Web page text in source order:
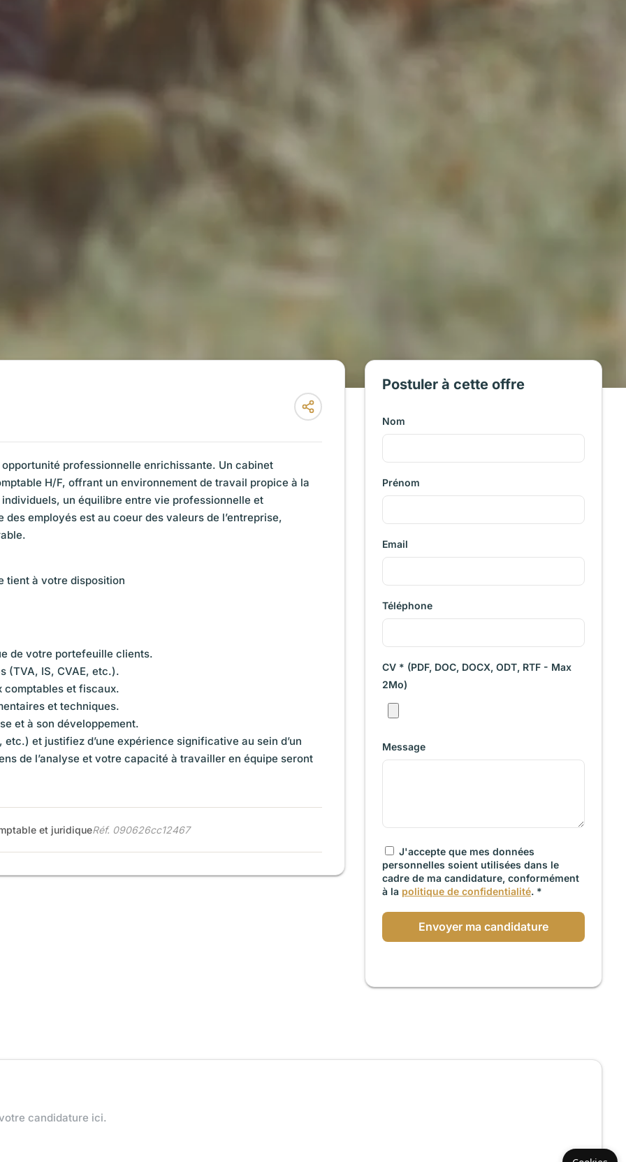
professionnelle enrichissante. Un cabinet
H/F, offrant un environnement de travail propice à la
un équilibre entre vie professionnelle et
employés est au coeur des valeurs de l’entreprise,
tient à votre disposition
de votre portefeuille clients.
(TVA, IS, CVAE, etc.).
comptables et fiscaux.
et techniques.
et à son développement.
et justifiez d’une expérience significative au sein d’un
de l’analyse et votre capacité à travailler en équipe seront
et juridiqueRéf. 090626cc12467
Postuler à cette offre
Nom
Prénom
Email
Téléphone
CV * (PDF, DOC, DOCX, ODT, RTF - Max
2Mo)
Message
J'accepte que mes données
personnelles soient utilisées dans le
cadre de ma candidature, conformément
à la politique de confidentialité. *
Envoyer ma candidature
candidature ici.